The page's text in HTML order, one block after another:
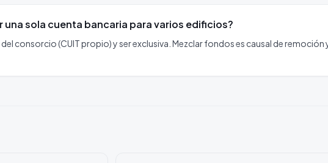
una sola cuenta bancaria para varios edificios?
consorcio (CUIT propio) y ser exclusiva. Mezclar fondos es causal de remoción